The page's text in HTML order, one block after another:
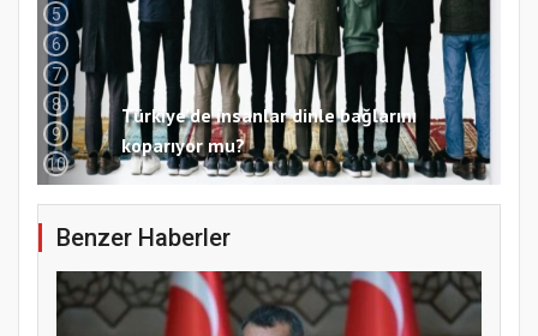
Türkiye’de insanlar dinle bağlarını
koparıyor mu?
5
6
7
8
9
10
Benzer Haberler